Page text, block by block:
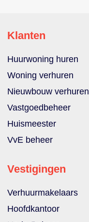
Klanten
Huurwoning huren
Woning verhuren
Nieuwbouw verhuren
Vastgoedbeheer
Huismeester
VvE beheer
Vestigingen
Verhuurmakelaars
Hoofdkantoor